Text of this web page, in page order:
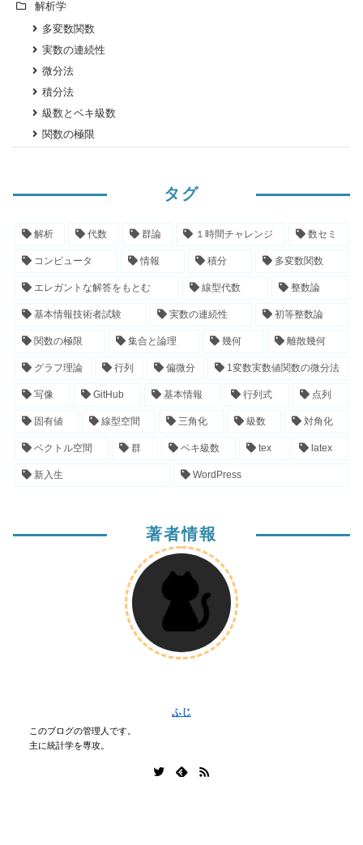
解析学
多変数関数
実数の連続性
微分法
積分法
級数とベキ級数
関数の極限
タグ
解析 代数 群論 １時間チャレンジ 数セミ
コンピュータ 情報 積分 多変数関数
エレガントな解答をもとむ 線型代数 整数論
基本情報技術者試験 実数の連続性 初等整数論
関数の極限 集合と論理 幾何 離散幾何
グラフ理論 行列 偏微分 1変数実数値関数の微分法
写像 GitHub 基本情報 行列式 点列
固有値 線型空間 三角化 級数 対角化
ベクトル空間 群 ベキ級数 tex latex
新入生 WordPress
著者情報
ふじ
このブログの管理人です。
主に統計学を専攻。